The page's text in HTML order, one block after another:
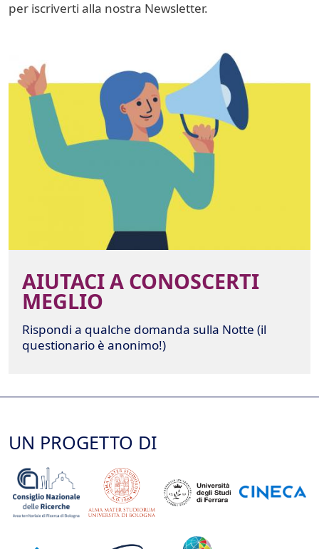
per iscriverti alla nostra Newsletter.
AIUTACI A CONOSCERTI
MEGLIO
Rispondi a qualche domanda sulla Notte (il
questionario è anonimo!)
UN PROGETTO DI